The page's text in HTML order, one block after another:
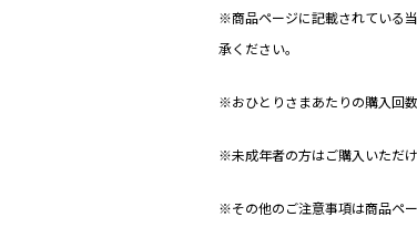
※商品ページに記載されている
承ください。
※おひとりさまあたりの購入回数
※未成年者の方はご購入いただけ
※その他のご注意事項は商品ペ